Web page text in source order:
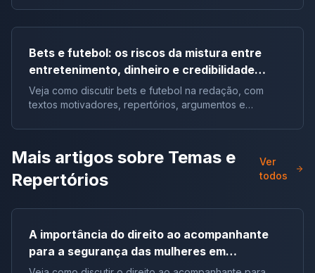
Bets e futebol: os riscos da mistura entre
entretenimento, dinheiro e credibilidade
esportiva | Tema de redação
Veja como discutir bets e futebol na redação, com
textos motivadores, repertórios, argumentos e
Mais artigos sobre Temas e
Repertórios
Ver
todos
A importância do direito ao acompanhante
para a segurança das mulheres em
atendimentos de saúde no Brasil | Tema de